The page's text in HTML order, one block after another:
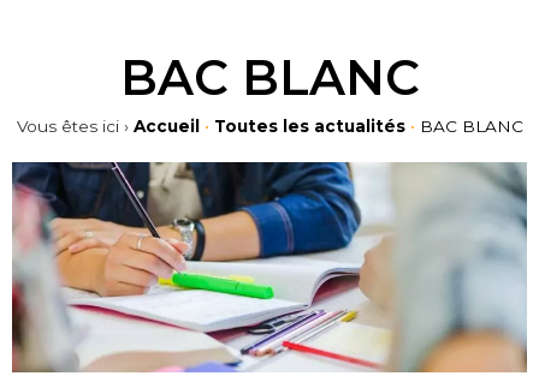
BAC BLANC
Vous êtes ici › Accueil • Toutes les actualités• BAC BLANC